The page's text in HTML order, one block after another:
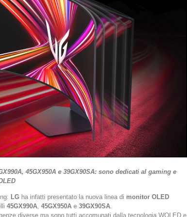
45GX950A e 39GX90SA: sono dedicati al gaming e
LG ha infatti presentato la nuova linea di monitor OLED
45GX990A, 45GX950A e 39GX90SA.
diverse ma sono tutti accomunati dalla tecnologia WOLED e